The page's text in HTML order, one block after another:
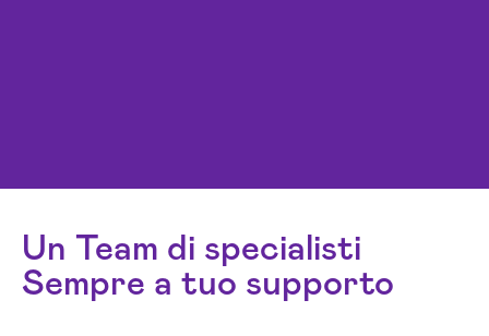
Un Team di specialisti
Sempre a tuo supporto